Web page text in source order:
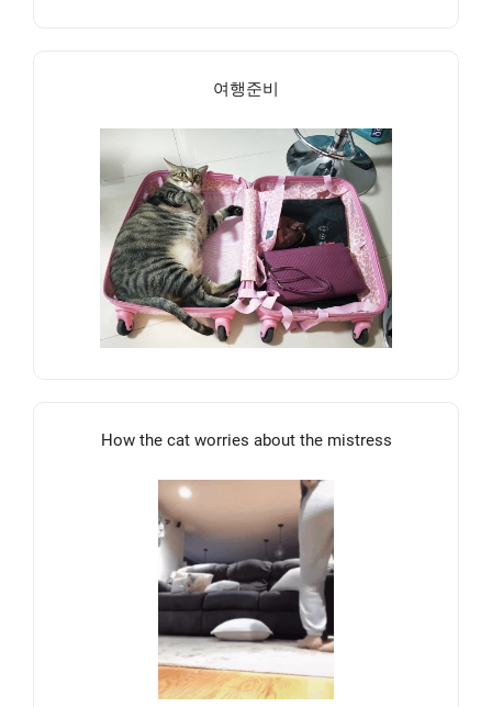
여행준비
How the cat worries about the mistress